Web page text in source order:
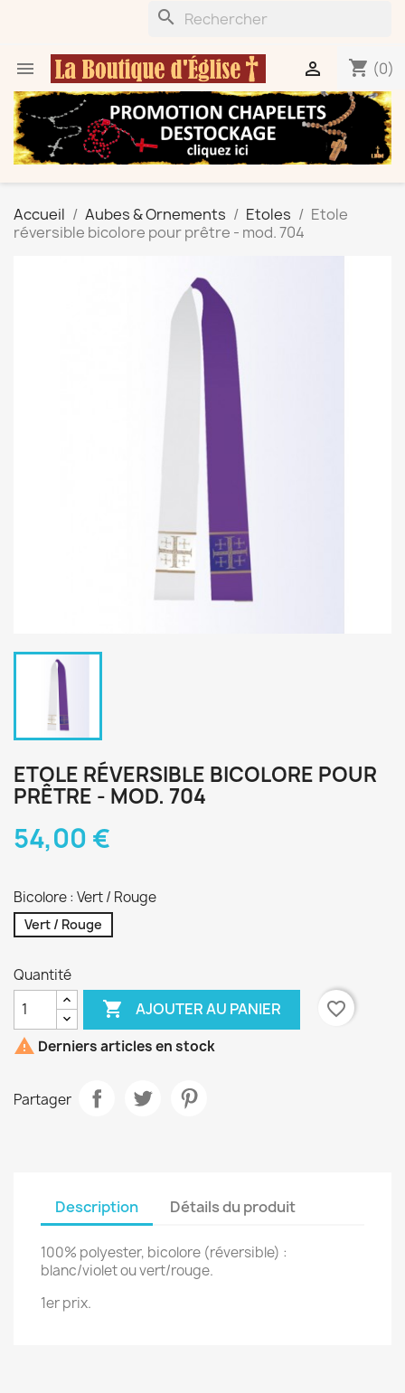
search
 shopping_cart (0)

Accueil Aubes & Ornements Etoles
Etole
réversible bicolore pour prêtre - mod. 704
ETOLE RÉVERSIBLE BICOLORE POUR
PRÊTRE - MOD. 704
54,00 €
Bicolore : Vert / Rouge
Vert / Rouge
Quantité
 AJOUTER AU PANIER
favorite_border
 Derniers articles en stock
Partager
Description Détails du produit
100% polyester, bicolore (réversible) :
blanc/violet ou vert/rouge.
1er prix.